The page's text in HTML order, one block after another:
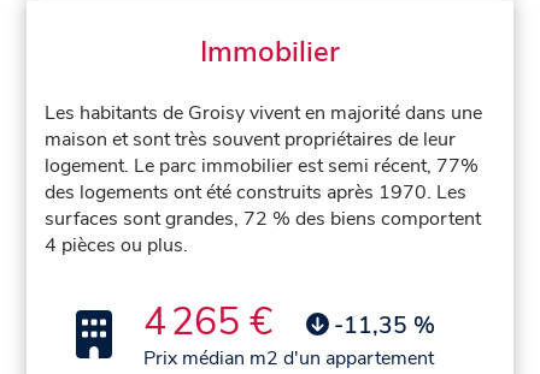
Immobilier
Les habitants de Groisy vivent en majorité dans une
maison et sont très souvent propriétaires de leur
logement. Le parc immobilier est semi récent, 77%
des logements ont été construits après 1970. Les
surfaces sont grandes, 72 % des biens comportent
4 pièces ou plus.
4 265 € -11,35 %
Prix médian m2 d'un appartement